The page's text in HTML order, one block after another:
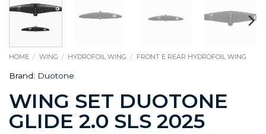
HOME / WING / HYDROFOIL WING / FRONT E REAR HYDROFOIL WING
Brand: Duotone
WING SET DUOTONE
GLIDE 2.0 SLS 2025